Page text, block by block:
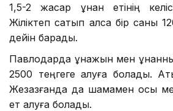
1,5-2 жасар құнан етінің
Жіліктеп сатып алса бір саны
дейін барады.
Павлодарда құнажын мен
2500 теңгеге алуға болады.
Жезқазғанда да шамамен осы
ет алуға болады.